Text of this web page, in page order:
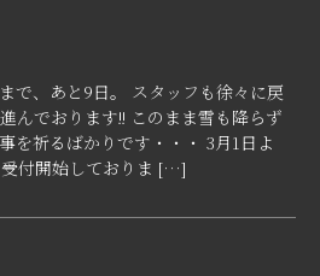
で、あと9日。 スタッフも徐々に戻
んでおります!! このまま雪も降らず
を祈るばかりです・・・ 3月1日よ
付開始しておりま […]